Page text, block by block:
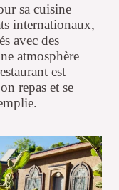
sa cuisine
internationaux,
avec des
atmosphère
est
repas et se